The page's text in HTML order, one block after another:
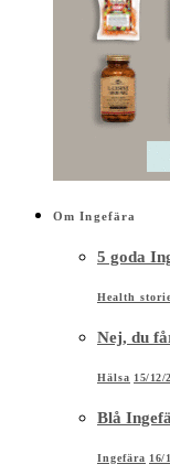
Om Ingefära
5 goda
Health
Nej, du
Hälsa 15/12/
Blå
Ingefära 16/